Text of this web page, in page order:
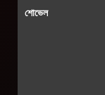
শোভেল